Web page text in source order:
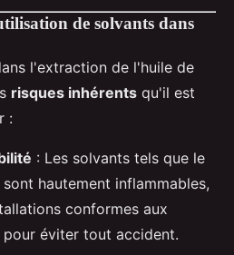
de solvants dans
l'extraction de l'huile de
risques inhérents qu'il est
:
: Les solvants tels que le
hautement inflammables,
conformes aux
éviter tout accident.